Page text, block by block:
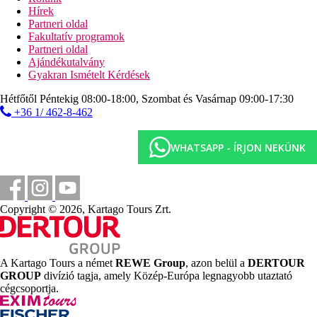
10 bár
snack-bár
kávézó
Wi-Fi az egész szállodában ingyenesen
diszkó
kis szupermarket
ajándéküzlet
medence (napágyak és napernyők ingyenesen)
gyermekmedence
miniklub
minidiszkó
játszótér
Tengerpart
homokos/kavicsos strand (kb. 400 m-re, egy aluljárón
keresztül érhető el)
napágyak és napernyők ingyenesen
Sport és szórakozás ingyenesen
Hírek
Partneri oldal
Fakultatív programok
Partneri oldal
Ajándékutalvány
Gyakran Ismételt Kérdések
Hétfőtől Péntekig 08:00-18:00, Szombat és Vasárnap 09:00-17:30
+36 1/ 462-8-462
WHATSAPP - ÍRJON NEKÜNK
Copyright © 2026, Kartago Tours Zrt.
A Kartago Tours a német REWE Group, azon belül a DERTOUR
GROUP divízió tagja, amely Közép-Európa legnagyobb utaztató
cégcsoportja.